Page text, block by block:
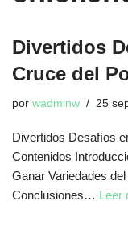
Divertidos
Cruce del
por wadminw 25
Divertidos Desafíos
Contenidos
Ganar Variedades
Conclusiones… Leer